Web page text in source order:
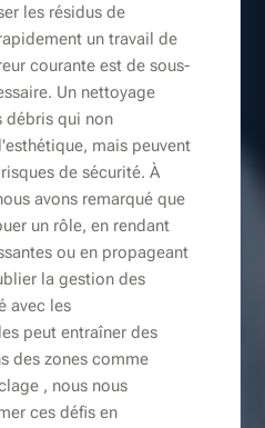
les résidus de
un travail de
courante est de sous-
Un nettoyage
débris qui non
mais peuvent
de sécurité. À
avons remarqué que
un rôle, en rendant
ou en propageant
la gestion des
avec les
peut entraîner des
des zones comme
, nous nous
ces défis en